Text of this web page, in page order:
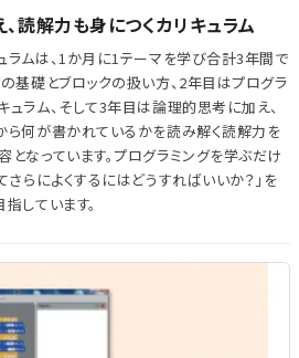
読解力も身につくカリキュラム
ラムは、1か月に1テーマを学び合計3年間で
基礎とブロックの扱い方、2年目はプログラ
ラム、そして3年目は論理的思考に加え、
ら何が書かれているかを読み解く読解力を
なっています。プログラミングを学ぶだけ
さらによくするにはどうすればいいか？」を
しています。